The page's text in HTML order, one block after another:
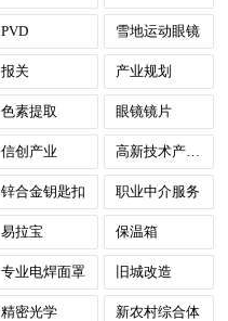
PVD 雪地运动眼镜
报关 产业规划
色素提取 眼镜镜片
信创产业
锌合金钥匙扣 职业中介服务
易拉宝 保温箱
专业电焊面罩 旧城改造
精密光学 新农村综合体